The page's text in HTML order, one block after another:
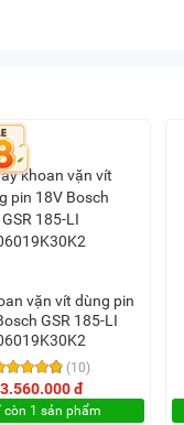
vặn vít dùng pin
GSR 185-LI
(10)
3.560.000 đ
còn 1 sản phẩm